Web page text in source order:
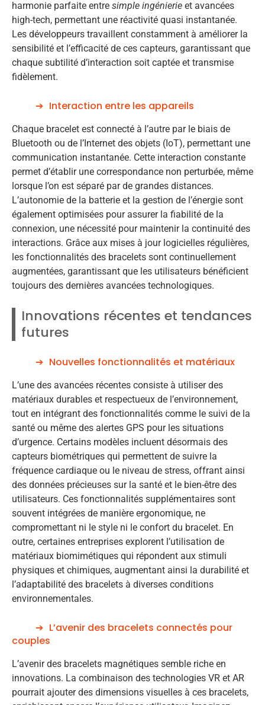
harmonie parfaite entre simple ingénierie et avancées
high-tech, permettant une réactivité quasi instantanée.
Les développeurs travaillent constamment à améliorer la
sensibilité et l’efficacité de ces capteurs, garantissant que
chaque subtilité d’interaction soit captée et transmise
fidèlement.
Interaction entre les appareils
Chaque bracelet est connecté à l’autre par le biais de
Bluetooth ou de l’Internet des objets (IoT), permettant une
communication instantanée. Cette interaction constante
permet d’établir une correspondance non perturbée, même
lorsque l’on est séparé par de grandes distances.
L’autonomie de la batterie et la gestion de l’énergie sont
également optimisées pour assurer la fiabilité de la
connexion, une nécessité pour maintenir la continuité des
interactions. Grâce aux mises à jour logicielles régulières,
les fonctionnalités des bracelets sont continuellement
augmentées, garantissant que les utilisateurs bénéficient
toujours des dernières avancées technologiques.
Innovations récentes et tendances
futures
Nouvelles fonctionnalités et matériaux
L’une des avancées récentes consiste à utiliser des
matériaux durables et respectueux de l’environnement,
tout en intégrant des fonctionnalités comme le suivi de la
santé ou même des alertes GPS pour les situations
d’urgence. Certains modèles incluent désormais des
capteurs biométriques qui permettent de suivre la
fréquence cardiaque ou le niveau de stress, offrant ainsi
des données précieuses sur la santé et le bien-être des
utilisateurs. Ces fonctionnalités supplémentaires sont
souvent intégrées de manière ergonomique, ne
compromettant ni le style ni le confort du bracelet. En
outre, certaines entreprises explorent l’utilisation de
matériaux biomimétiques qui répondent aux stimuli
physiques et chimiques, augmentant ainsi la durabilité et
l’adaptabilité des bracelets à diverses conditions
environnementales.
L’avenir des bracelets connectés pour
couples
L’avenir des bracelets magnétiques semble riche en
innovations. La combinaison des technologies VR et AR
pourrait ajouter des dimensions visuelles à ces bracelets,